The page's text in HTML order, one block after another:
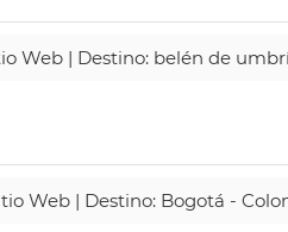
Web | Destino: belén de
Web | Destino: Bogotá -